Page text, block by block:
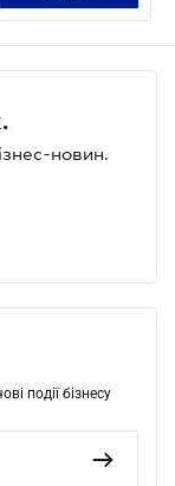
новин.
події бізнесу